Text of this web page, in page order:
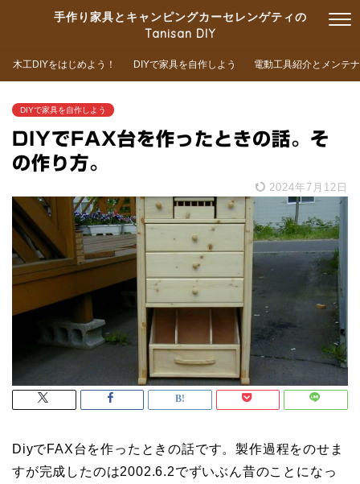
手作り家具とキャンピングカーセレンゲティの
Tanisan DIY
木工DIYをはじめよう！ DIYで家具を自作しよう 電動工具紹介とメンテ
DIYで家具を自作しよう
DIYでFAX台を作ったときの話。そ
の作り方。
2024年7月12日
DiyでFAX台を作ったときの話です。製作過程をのせま
すが完成したのは2002.6.2でずいぶん昔のことになっ